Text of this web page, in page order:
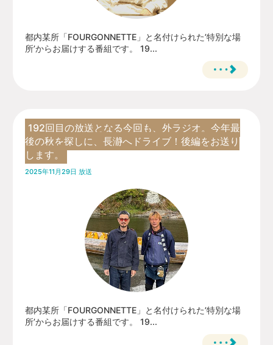
都内某所「FOURGONNETTE」と名付けられた’特別な場
所’からお届けする番組です。 19...
192回目の放送となる今回も、外ラジオ。今年最
後の秋を探しに、長瀞へドライブ！後編をお送り
します。
2025年11月29日 放送
都内某所「FOURGONNETTE」と名付けられた’特別な場
所’からお届けする番組です。 19...